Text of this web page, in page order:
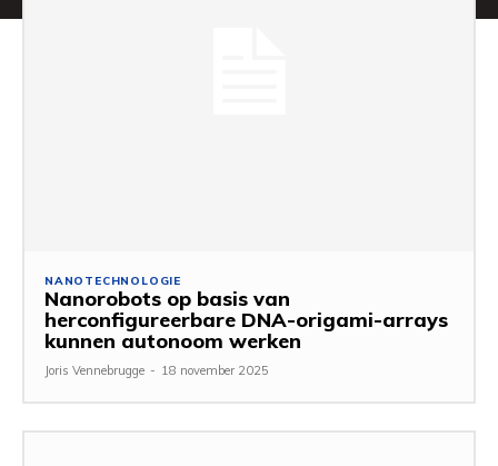
NANOTECHNOLOGIE
Nanorobots op basis van
herconfigureerbare DNA-origami-arrays
kunnen autonoom werken
Joris Vennebrugge - 18 november 2025